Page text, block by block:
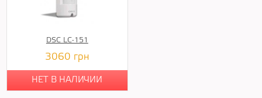
DSC LC-151
3060 грн
НЕТ В НАЛИЧИИ